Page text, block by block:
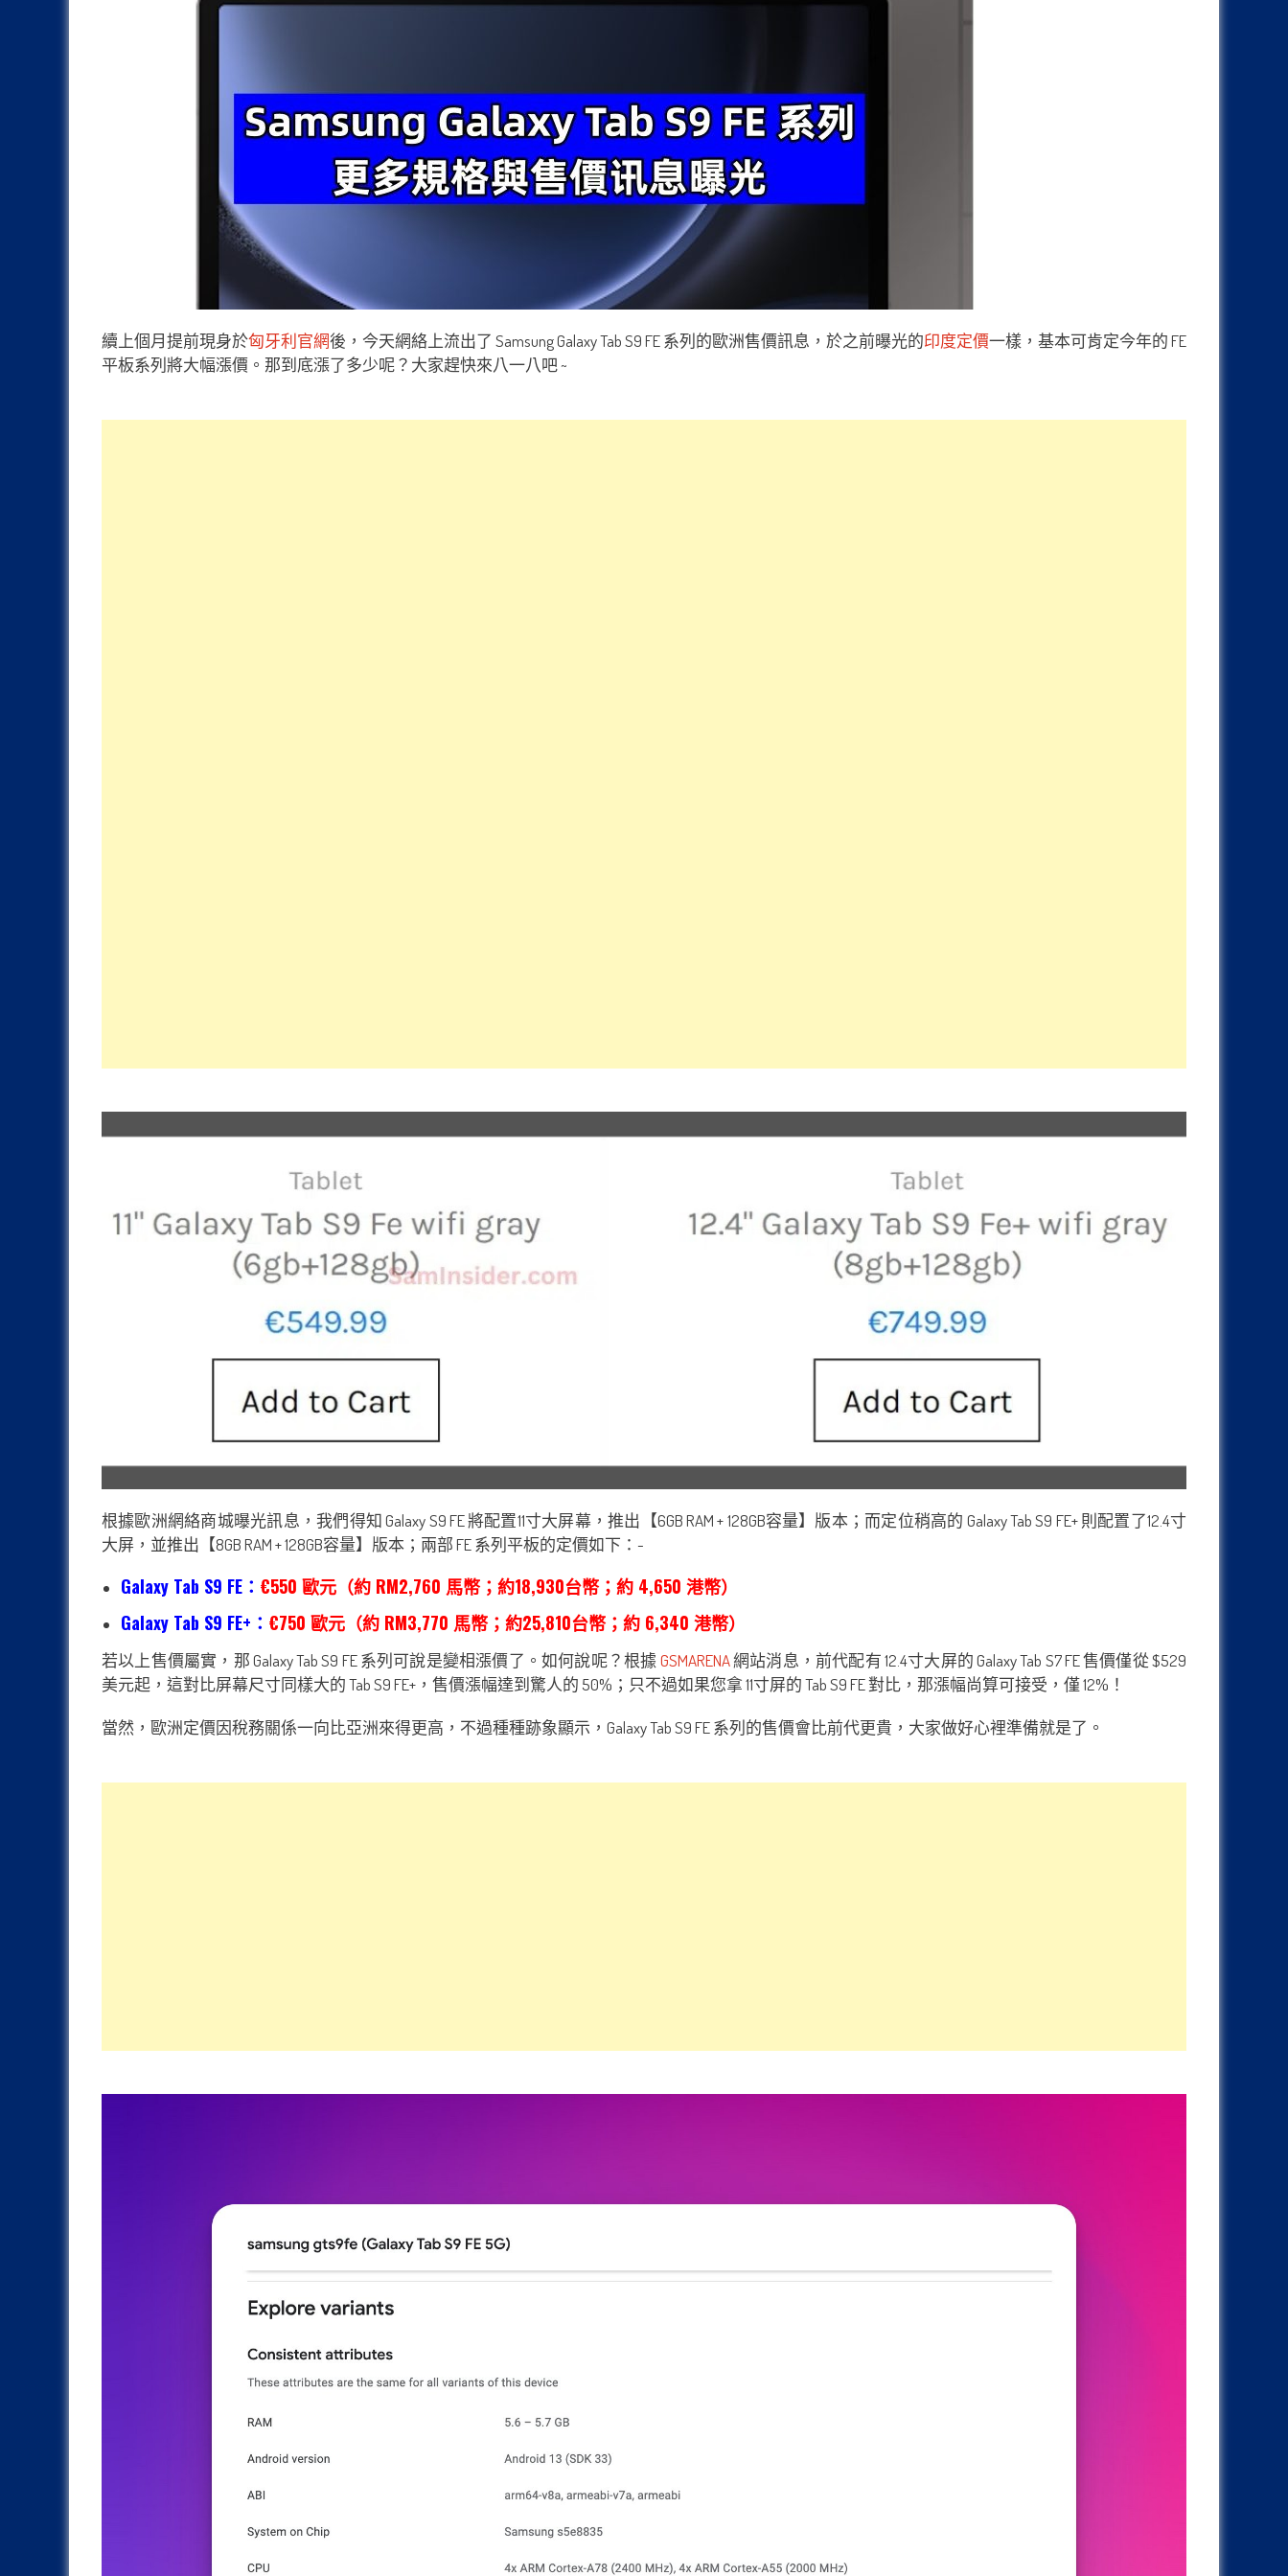
續上個月提前現身於匈牙利官網後，今天網絡上流出了 Samsung Galaxy Tab S9 FE 系列的歐洲售價訊息，於之前曝光的印度定價一樣，基本可肯定今年的 FE
平板系列將大幅漲價。那到底漲了多少呢？大家趕快來八一八吧 ~
根據歐洲網絡商城曝光訊息，我們得知 Galaxy S9 FE 將配置11寸大屏幕，推出【6GB RAM + 128GB容量】版本；而定位稍高的 Galaxy Tab S9 FE+ 則配置了12.4寸
大屏，並推出【8GB RAM + 128GB容量】版本；兩部 FE 系列平板的定價如下：-
Galaxy Tab S9 FE： €550 歐元（約 RM2,760 馬幣；約18,930台幣；約 4,650 港幣）
Galaxy Tab S9 FE+： €750 歐元（約 RM3,770 馬幣；約25,810台幣；約 6,340 港幣）
若以上售價屬實，那 Galaxy Tab S9 FE 系列可說是變相漲價了。如何說呢？根據 GSMARENA網站消息，前代配有 12.4寸大屏的 Galaxy Tab S7 FE 售價僅從 $529
美元起，這對比屏幕尺寸同樣大的 Tab S9 FE+，售價漲幅達到驚人的 50%；只不過如果您拿 11寸屏的 Tab S9 FE 對比，那漲幅尚算可接受，僅 12%！
當然，歐洲定價因稅務關係一向比亞洲來得更高，不過種種跡象顯示，Galaxy Tab S9 FE 系列的售價會比前代更貴，大家做好心裡準備就是了。